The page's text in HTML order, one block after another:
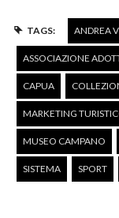
TAGS: ANDREA
ASSOCIAZIONE
CAPUA
MARKETING
MUSEO CAMPANO
SISTEMA SPORT